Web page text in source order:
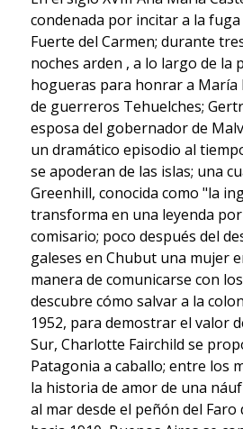
condenada por incitar a la
Fuerte del Carmen; durante
noches arden , a lo largo de la
hogueras para honrar a María
de guerreros Tehuelches;
esposa del gobernador de
un dramático episodio al
se apoderan de las islas; una
Greenhill, conocida como "la
transforma en una leyenda
comisario; poco después del
galeses en Chubut una mujer
manera de comunicarse con
descubre cómo salvar a la
1952, para demostrar el valor
Sur, Charlotte Fairchild se
Patagonia a caballo; entre los
la historia de amor de una
al mar desde el peñón del Faro